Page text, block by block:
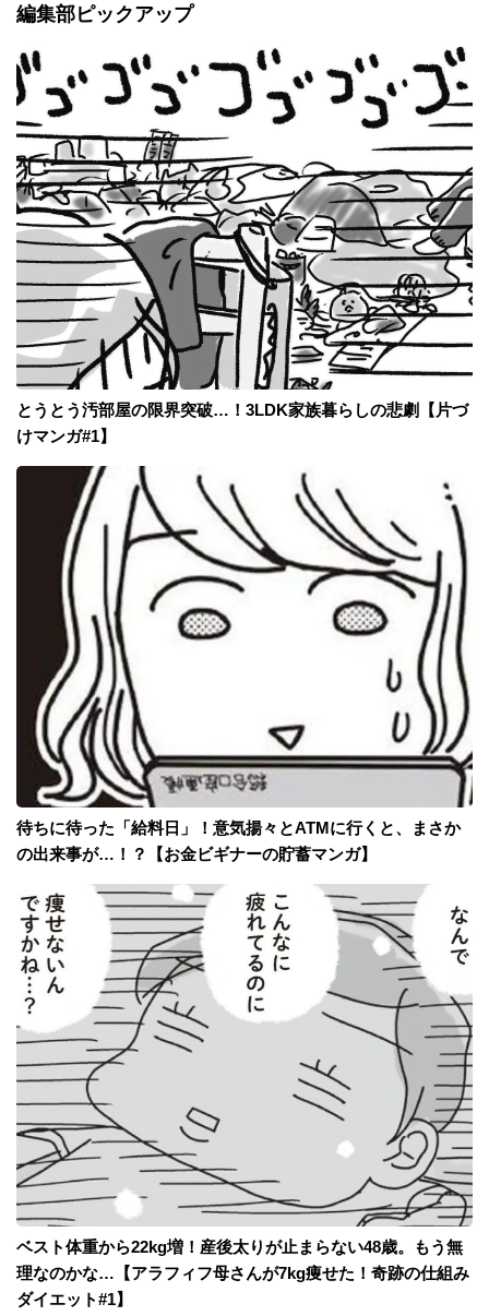
編集部ピックアップ
とうとう汚部屋の限界突破…！3LDK家族暮らしの悲劇【片づ
けマンガ#1】
待ちに待った「給料日」！意気揚々とATMに行くと、まさか
の出来事が…！？【お金ビギナーの貯蓄マンガ】
ベスト体重から22kg増！産後太りが止まらない48歳。もう無
理なのかな…【アラフィフ母さんが7kg痩せた！奇跡の仕組み
ダイエット#1】